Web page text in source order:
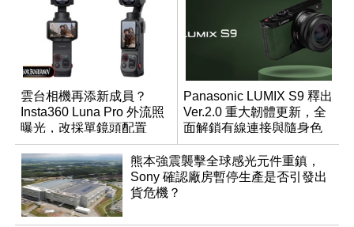
雲台相機再添新成員？
Insta360 Luna Pro 外流照
曝光，改採單鏡頭配置
Panasonic LUMIX S9 釋出
Ver.2.0 重大韌體更新，全
面解鎖有線連接與隨身色
調編輯
熊本強震襲擊全球感光元件重鎮，
Sony 確認廠房暫停生產是否引發出
貨危機？